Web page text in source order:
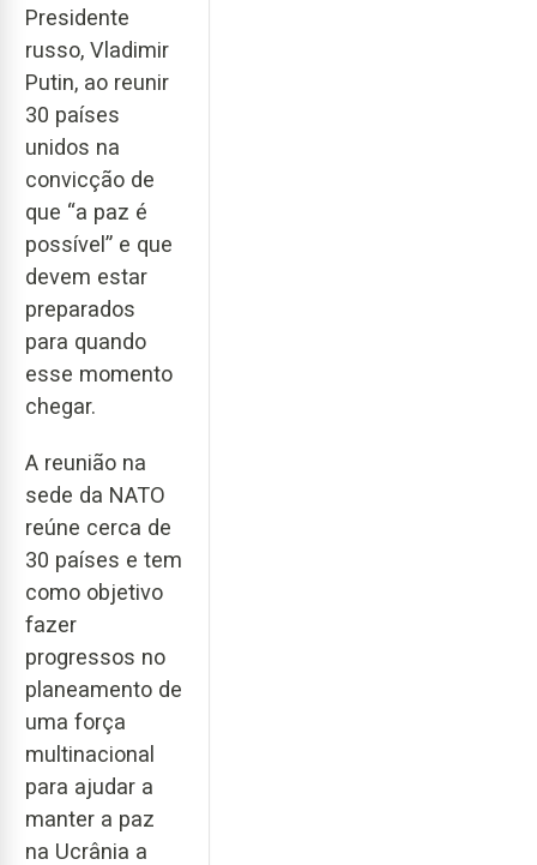
Presidente
russo, Vladimir
Putin, ao reunir
30 países
unidos na
convicção de
que “a paz é
possível” e que
devem estar
preparados
para quando
esse momento
chegar.
A reunião na
sede da NATO
reúne cerca de
30 países e tem
como objetivo
fazer
progressos no
planeamento de
uma força
multinacional
para ajudar a
manter a paz
na Ucrânia a